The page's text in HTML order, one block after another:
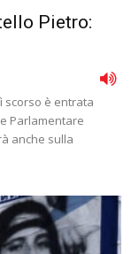
Pietro:
scorso è entrata
Parlamentare
anche sulla